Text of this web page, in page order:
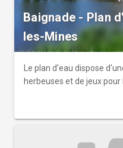
Baignade - Plan
les-Mines
Le plan d'eau dispose
herbeuses et de jeux pour